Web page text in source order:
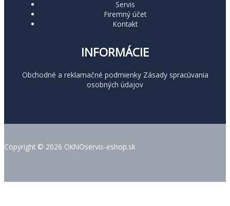
Servis
Firemný účet
Kontakt
INFORMÁCIE
Obchodné a reklamačné podmienky Zásady spracúvania
osobných údajov
Copyright © 2026 OKNOservis-eshop.sk